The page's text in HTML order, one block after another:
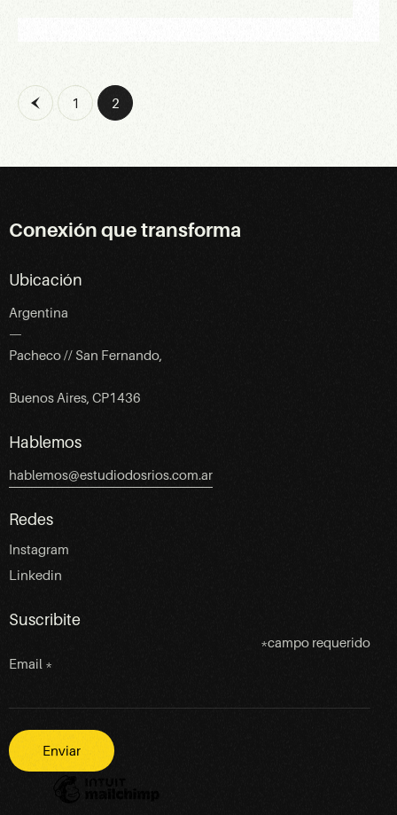
1 2
Conexión que transforma
Ubicación
Argentina
—
Pacheco // San Fernando,
Buenos Aires, CP1436
Hablemos
hablemos@estudiodosrios.com.ar
Redes
Instagram
Linkedin
Suscribite
*campo requerido
Email *